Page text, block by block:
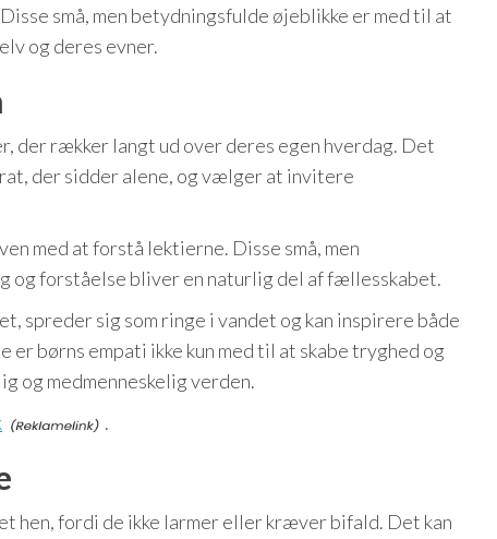
små, men betydningsfulde øjeblikke er med til at
og deres evner.
der rækker langt ud over deres egen hverdag. Det
der sidder alene, og vælger at invitere
med at forstå lektierne. Disse små, men
og forståelse bliver en naturlig del af fællesskabet.
spreder sig som ringe i vandet og kan inspirere både
er børns empati ikke kun med til at skabe tryghed og
og medmenneskelig verden.
.
hen, fordi de ikke larmer eller kræver bifald. Det kan